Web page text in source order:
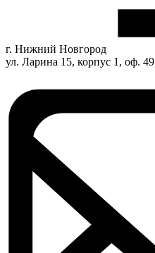
г. Нижний Новгород
ул. Ларина 15, корпус 1, оф. 49